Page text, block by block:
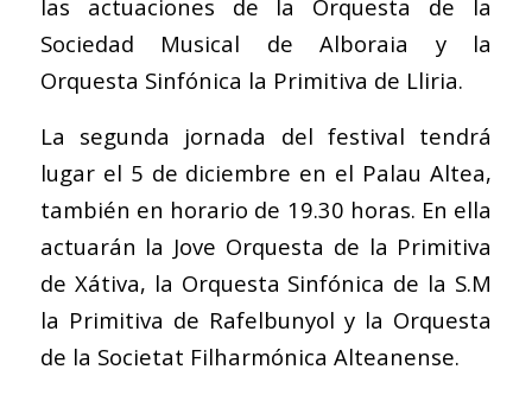
las actuaciones de la Orquesta de la
Sociedad Musical de Alboraia y la
Orquesta Sinfónica la Primitiva de Lliria.
La segunda jornada del festival tendrá
lugar el 5 de diciembre en el Palau Altea,
también en horario de 19.30 horas. En ella
actuarán la Jove Orquesta de la Primitiva
de Xátiva, la Orquesta Sinfónica de la S.M
la Primitiva de Rafelbunyol y la Orquesta
de la Societat Filharmónica Alteanense.